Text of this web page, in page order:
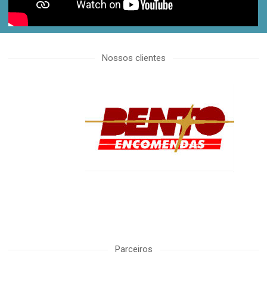
Nossos clientes
Parceiros